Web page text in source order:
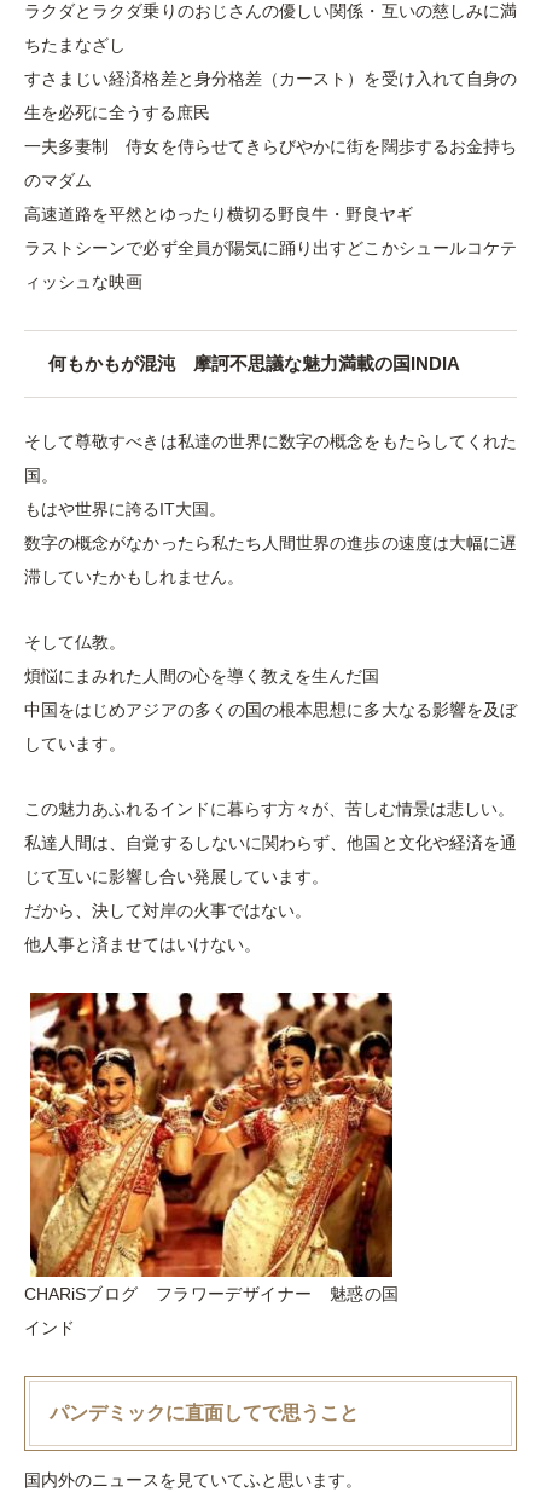
ラクダとラクダ乗りのおじさんの優しい関係・互いの慈しみに満
ちたまなざし
すさまじい経済格差と身分格差（カースト）を受け入れて自身の
生を必死に全うする庶民
一夫多妻制 侍女を侍らせてきらびやかに街を闊歩するお金持ち
のマダム
高速道路を平然とゆったり横切る野良牛・野良ヤギ
ラストシーンで必ず全員が陽気に踊り出すどこかシュールコケテ
ィッシュな映画
何もかもが混沌 摩訶不思議な魅力満載の国INDIA
そして尊敬すべきは私達の世界に数字の概念をもたらしてくれた
国。
もはや世界に誇るIT大国。
数字の概念がなかったら私たち人間世界の進歩の速度は大幅に遅
滞していたかもしれません。
そして仏教。
煩悩にまみれた人間の心を導く教えを生んだ国
中国をはじめアジアの多くの国の根本思想に多大なる影響を及ぼ
しています。
この魅力あふれるインドに暮らす方々が、苦しむ情景は悲しい。
私達人間は、自覚するしないに関わらず、他国と文化や経済を通
じて互いに影響し合い発展しています。
だから、決して対岸の火事ではない。
他人事と済ませてはいけない。
CHARiSブログ フラワーデザイナー 魅惑の国
インド
パンデミックに直面してで思うこと
国内外のニュースを見ていてふと思います。